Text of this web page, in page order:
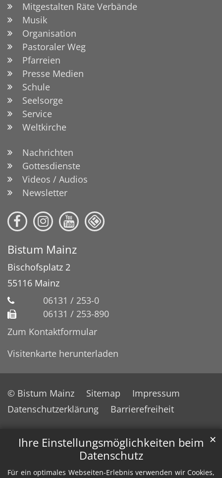
Ihre Einstellungsmöglichkeiten beim
Datenschutz
Für ein optimales Webseiten-Erlebnis verwenden wir Cookies,
✕
Mitgestalten Räte Verbände
Musik
Organisation
Pastoraler Weg
Pfarreien
Presse Medien
Schule
Seelsorge
Service
Weltkirche
Nachrichten
Gottesdienste
Videos / Audios
Newsletter
Bistum Mainz
Bischofsplatz 2
55116 Mainz
06131 / 253-0
06131 / 253-890
Zum Kontaktformular
Visitenkarte herunterladen
© Bistum Mainz Sitemap
Impressum
Datenschutzerklärung
Barrierefreiheit